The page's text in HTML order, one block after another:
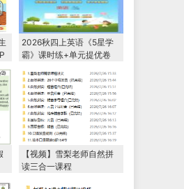
试题
试题
2026秋四上英语《5星学
霸》课时练+单元提优卷
【视频】雪梨老师自然拼
读三合一课程